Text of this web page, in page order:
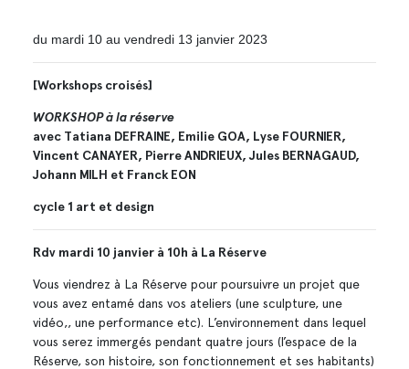
du mardi 10 au vendredi 13 janvier 2023
[Workshops croisés]
WORKSHOP à la réserve
avec Tatiana DEFRAINE, Emilie GOA, Lyse FOURNIER,
Vincent CANAYER, Pierre ANDRIEUX, Jules BERNAGAUD,
Johann MILH et Franck EON
cycle 1 art et design
Rdv mardi 10 janvier à 10h à La Réserve
Vous viendrez à La Réserve pour poursuivre un projet que
vous avez entamé dans vos ateliers (une sculpture, une
vidéo,, une performance etc). L’environnement dans lequel
vous serez immergés pendant quatre jours (l’espace de la
Réserve, son histoire, son fonctionnement et ses habitants)